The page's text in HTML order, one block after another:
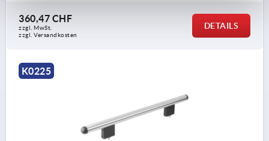
360,47 CHF
zzgl. MwSt.
zzgl. Versandkosten
DETAILS
K0225